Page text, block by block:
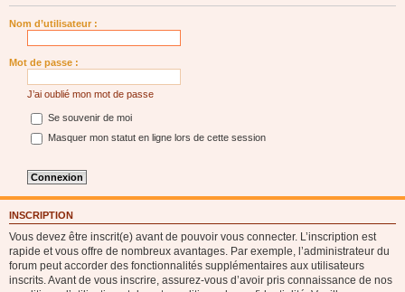
Nom d’utilisateur :
Mot de passe :
J’ai oublié mon mot de passe
Se souvenir de moi
Masquer mon statut en ligne lors de cette session
INSCRIPTION
Vous devez être inscrit(e) avant de pouvoir vous connecter. L’inscription est
rapide et vous offre de nombreux avantages. Par exemple, l’administrateur du
forum peut accorder des fonctionnalités supplémentaires aux utilisateurs
inscrits. Avant de vous inscrire, assurez-vous d’avoir pris connaissance de nos